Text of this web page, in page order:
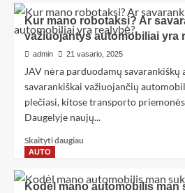
Kur mano robotaksi? Ar
važiuojantys automobiliai yra
admin 21 vasario, 2025
JAV nėra parduodamų
savarankiškai važiuojančių
plečiasi, kitose transporto
Daugelyje naujų...
Skaityti daugiau
AUTO
Kodėl mano automobilis man